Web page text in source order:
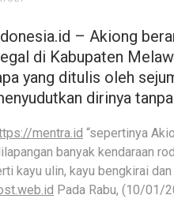
– Akiong
di Kabupaten
yang ditulis oleh
dirinya
mentra.id “sepertinya
banyak kendaraan
kayu ulin, kayu bengkirai
Pada Rabu, (10/01/